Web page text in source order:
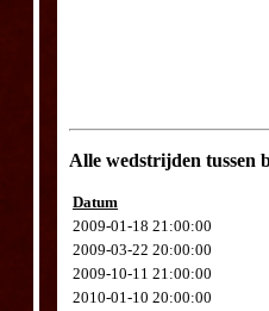
Alle wedstrijden tussen
Datum
2009-01-18 21:00:00
2009-03-22 20:00:00
2009-10-11 21:00:00
2010-01-10 20:00:00